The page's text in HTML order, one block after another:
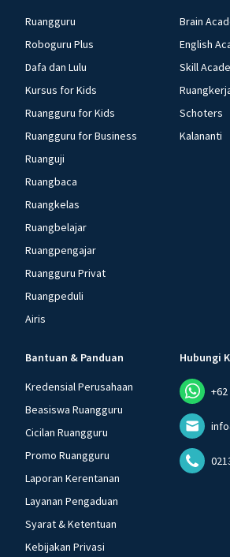
Ruangguru
Roboguru Plus
Dafa dan Lulu
Kursus for Kids
Ruangguru for Kids
Ruangguru for Business
Ruanguji
Ruangbaca
Ruangkelas
Ruangbelajar
Ruangpengajar
Ruangguru Privat
Ruangpeduli
Airis
Brain
English
Skill
Schoters
Kalananti
Bantuan & Panduan
Kredensial Perusahaan
Beasiswa Ruangguru
Cicilan Ruangguru
Promo Ruangguru
Laporan Kerentanan
Layanan Pengaduan
Syarat & Ketentuan
Kebijakan Privasi
Hubungi